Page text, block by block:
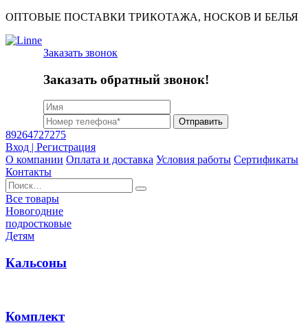
ОПТОВЫЕ ПОСТАВКИ ТРИКОТАЖА, НОСКОВ И БЕЛЬЯ
Заказать звонок
Заказать обратный звонок!
Отправить
89264727275
Вход | Регистрация
О компании Оплата и доставка Условия работы Сертификаты
Контакты
Найти:
Все товары
Новогодние
подростковые
Детям
Кальсоны
Комплект